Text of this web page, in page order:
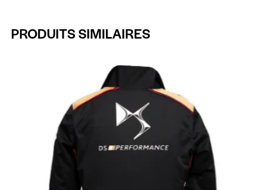
PRODUITS SIMILAIRES